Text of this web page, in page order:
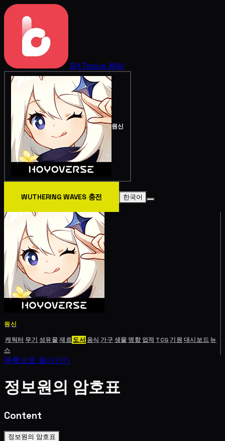
BitTopup Wiki
원신
WUTHERING WAVES 충전 한국어
원신
캐릭터 무기 성유물재료도서 음식 가구생물 명함 업적 TCG기원 대시보드뉴
스
목록으로 돌아가기
정보원의 암호표
Content
정보원의 암호표